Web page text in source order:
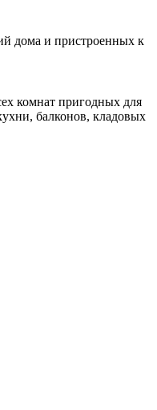
дома и пристроенных к
комнат пригодных для
балконов, кладовых